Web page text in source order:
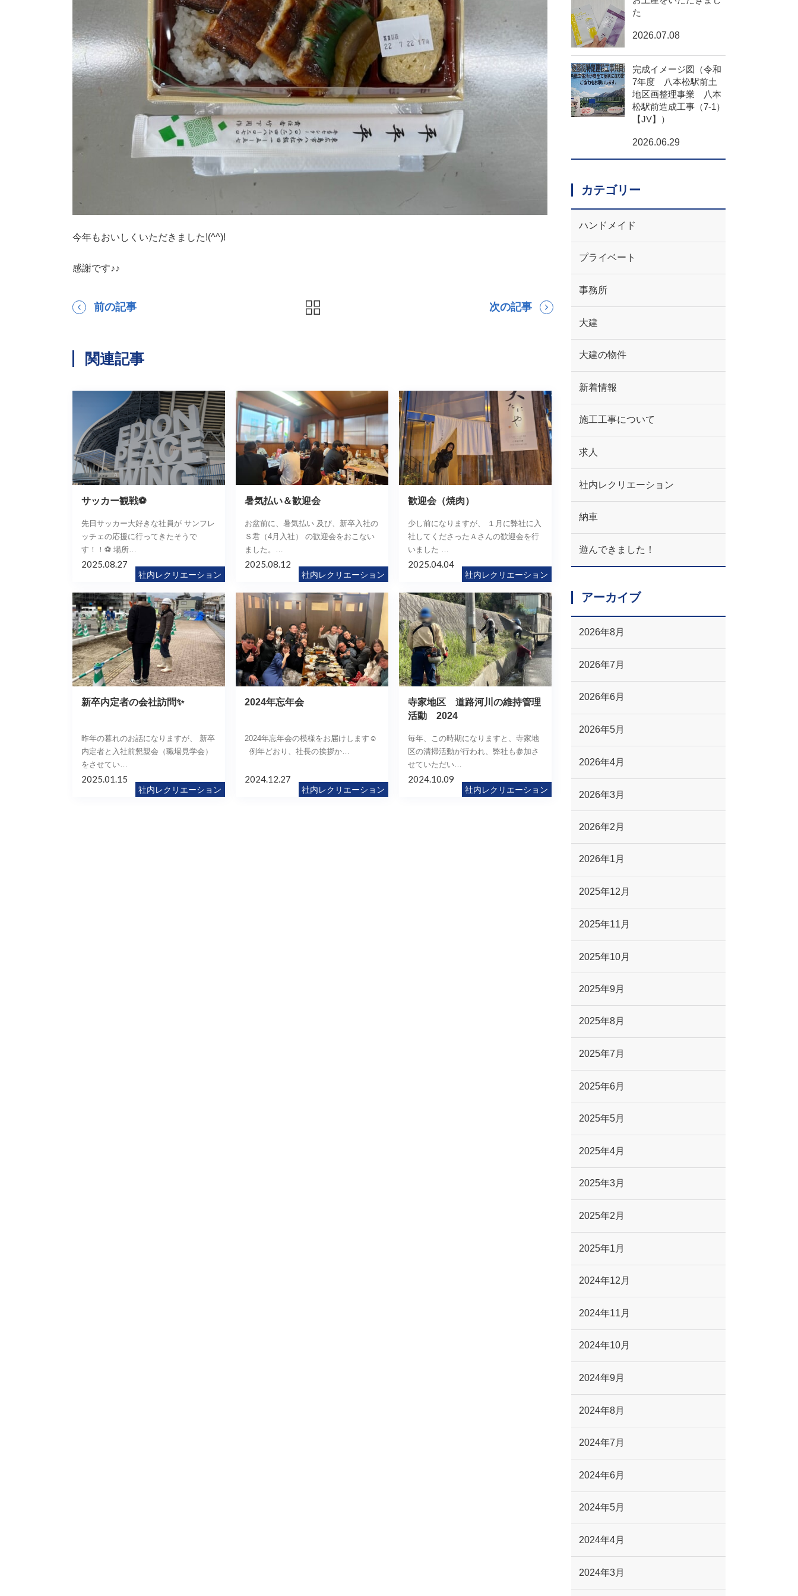
今年もおいしくいただきました!(^^)!
感謝です♪♪
前の記事 次の記事
関連記事
サッカー観戦⚽
先日サッカー大好きな社員が サンフレ
ッチェの応援に行ってきたそうで
す！！⚽ 場所…
社内レクリエーション
2025.08.27
暑気払い＆歓迎会
お盆前に、暑気払い 及び、新卒入社の
Ｓ君（4月入社） の歓迎会をおこない
ました。…
社内レクリエーション
2025.08.12
歓迎会（焼肉）
少し前になりますが、 １月に弊社に入
社してくださったＡさんの歓迎会を行
いました …
社内レクリエーション
2025.04.04
新卒内定者の会社訪問✨
昨年の暮れのお話になりますが、 新卒
内定者と入社前懇親会（職場見学会）
をさせてい…
社内レクリエーション
2025.01.15
2024年忘年会
2024年忘年会の模様をお届けします☺️
例年どおり、社長の挨拶か…
社内レクリエーション
2024.12.27
寺家地区 道路河川の維持管理
活動 2024
毎年、この時期になりますと、寺家地
区の清掃活動が行われ、弊社も参加さ
せていただい…
社内レクリエーション
2024.10.09
た
2026.07.08
完成イメージ図（令和
7年度 八本松駅前土
地区画整理事業 八本
松駅前造成工事（7-1）
【JV】）
2026.06.29
カテゴリー
ハンドメイド
プライベート
事務所
大建
大建の物件
新着情報
施工工事について
求人
社内レクリエーション
納車
遊んできました！
アーカイブ
2026年8月
2026年7月
2026年6月
2026年5月
2026年4月
2026年3月
2026年2月
2026年1月
2025年12月
2025年11月
2025年10月
2025年9月
2025年8月
2025年7月
2025年6月
2025年5月
2025年4月
2025年3月
2025年2月
2025年1月
2024年12月
2024年11月
2024年10月
2024年9月
2024年8月
2024年7月
2024年6月
2024年5月
2024年4月
2024年3月